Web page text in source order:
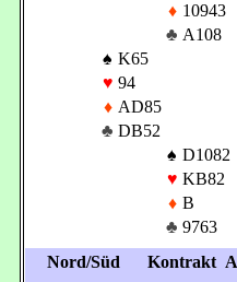
♦ 10943
♣ A108
♠ K65
♥ 94
♦ AD85
♣ DB52
♠ D1082
♥ KB82
♦ B
♣ 9763
Nord/Süd
Kontrakt